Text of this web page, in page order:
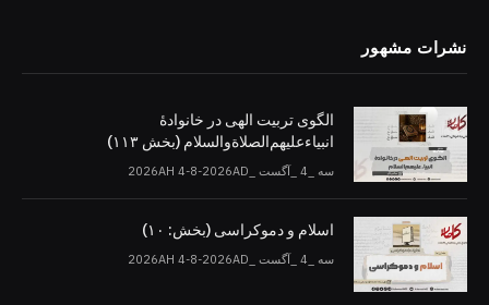
نشرات مشهور
الگوی تربیت الهی در خانوادۀ
انبیاءعلیهم‌الصلاةو‌السلام (بخش ۱۱۳)
سه _4 _آگست _2026AH 4-8-2026AD
اسلام و دموکراسی (بخش: ۱۰)
سه _4 _آگست _2026AH 4-8-2026AD